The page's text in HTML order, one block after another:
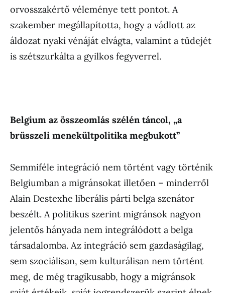
orvosszakértő véleménye tett pontot. A
szakember megállapította, hogy a vádlott az
áldozat nyaki vénáját elvágta, valamint a tüdejét
is szétszurkálta a gyilkos fegyverrel.
Belgium az összeomlás szélén táncol, „a
brüsszeli menekültpolitika megbukott”
Semmiféle integráció nem történt vagy történik
Belgiumban a migránsokat illetően – minderről
Alain Destexhe liberális párti belga szenátor
beszélt. A politikus szerint migránsok nagyon
jelentős hányada nem integrálódott a belga
társadalomba. Az integráció sem gazdaságilag,
sem szociálisan, sem kulturálisan nem történt
meg, de még tragikusabb, hogy a migránsok